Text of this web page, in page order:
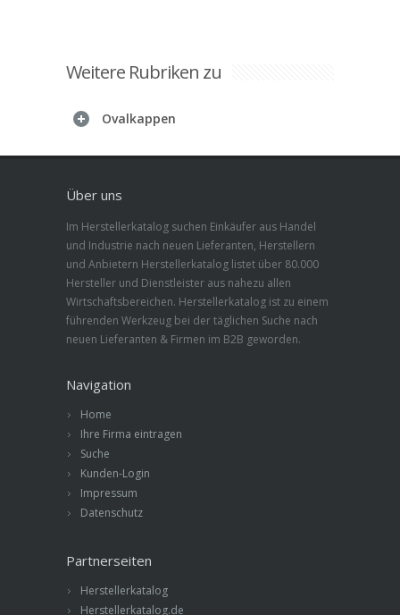
Weitere Rubriken zu
Ovalkappen
Über uns
Im Herstellerkatalog suchen Einkäufer aus Handel
und Industrie nach neuen Lieferanten, Herstellern
und Anbietern Herstellerkatalog listet über 80.000
Hersteller und Dienstleister aus nahezu allen
Wirtschaftsbereichen. Herstellerkatalog ist zu einem
führenden Werkzeug bei der täglichen Suche nach
neuen Lieferanten & Firmen im B2B geworden.
Navigation
Home
Ihre Firma eintragen
Suche
Kunden-Login
Impressum
Datenschutz
Partnerseiten
Herstellerkatalog
Herstellerkatalog.de